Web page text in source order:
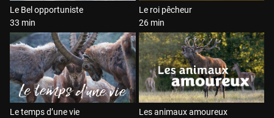
Le Bel opportuniste
33 min
Le roi pêcheur
26 min
Le temps d’une vie
Les animaux amoureux